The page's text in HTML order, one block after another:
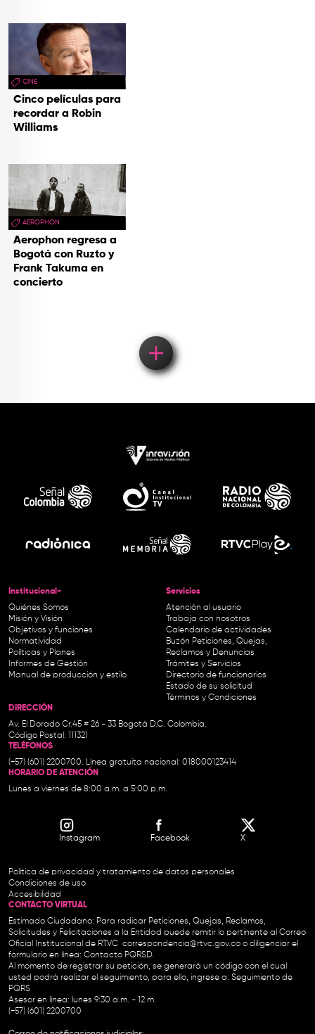
CINE
Cinco películas para
recordar a Robin
Williams
AEROPHON
Aerophon regresa a
Bogotá con Ruzto y
Frank Takuma en
concierto
Institucional-
Quiénes Somos
Misión y Visión
Objetivos y funciones
Normatividad
Políticas y Planes
Informes de Gestión
Manual de producción y estilo
Servicios
Atención al usuario
Trabaja con nosotros
Calendario de actividades
Buzón Peticiones, Quejas,
Reclamos y Denuncias
Trámites y Servicios
Directorio de funcionarios
Estado de su solicitud
Términos y Condiciones
DIRECCIÓN
Av. El Dorado Cr.45 # 26 - 33 Bogotá D.C. Colombia.
Código Postal: 111321
TELÉFONOS
(+57) (601) 2200700. Línea gratuita nacional: 018000123414
HORARIO DE ATENCIÓN
Lunes a viernes de 8:00 a.m. a 5:00 p.m.
Instagram Facebook X
Política de privacidad y tratamiento de datos personales
Condiciones de uso
Accesibilidad
CONTACTO VIRTUAL
Estimado Ciudadano: Para radicar Peticiones, Quejas, Reclamos,
Solicitudes y Felicitaciones a la Entidad puede remitir lo pertinente al Correo
Oficial Institucional de RTVC correspondencia@rtvc.gov.co o diligenciar el
formulario en línea: Contacto PQRSD.
Al momento de registrar su petición, se generará un código con el cual
usted podrá realizar el seguimiento, para ello, ingrese a: Seguimiento de
PQRS
Asesor en línea: lunes 9:30 a.m. - 12 m.
(+57) (601) 2200700